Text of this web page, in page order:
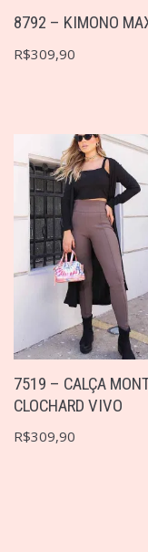
8792 – KIMONO
R$309,90
7519 – CALÇA
CLOCHARD VIVO
R$309,90